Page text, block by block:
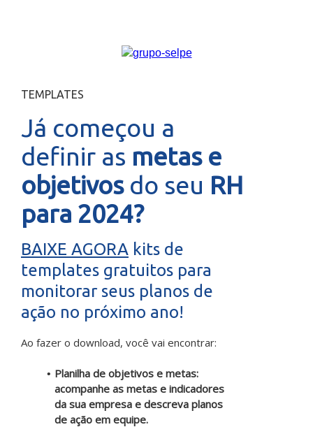
TEMPLATES
Já começou a
definir as metas e
objetivos do seu RH
para 2024?
BAIXE AGORA kits de
templates gratuitos para
monitorar seus planos de
ação no próximo ano!
Ao fazer o download, você vai encontrar:
Planilha de objetivos e metas:
acompanhe as metas e indicadores
da sua empresa e descreva planos
de ação em equipe.